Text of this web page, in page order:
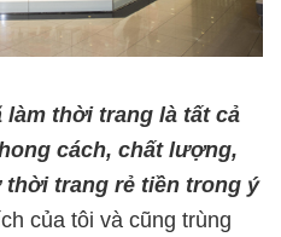
làm thời trang là tất cả
cách, chất lượng,
trang rẻ tiền trong ý
của tôi và cũng trùng